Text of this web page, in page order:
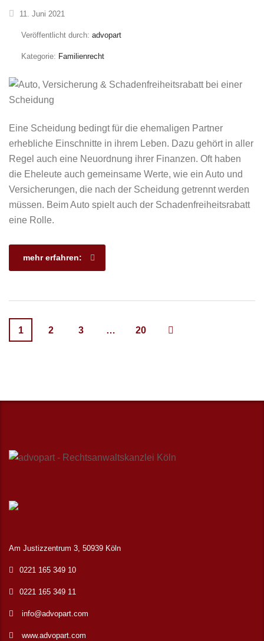
11. Juni 2021
Veröffentlicht durch: advopart
Kategorie: Familienrecht
Eine Scheidung bedingt für die ehemaligen Partner
erhebliche Einschnitte in ihrem Leben. Dazu gehört in aller
Regel auch eine Neuordnung ihrer Finanzen. Oft haben
die Eheleute auch gemeinsame Werte, wie ein Auto und
Versicherungen, die nach der Scheidung getrennt werden
müssen. Beim Auto spielt auch der Schadenfreiheitsrabatt
eine Rolle.
mehr erfahren:
1 2 3 … 20
Am Justizzentrum 3, 50939 Köln
0221 165 349 10
0221 165 349 11
info@advopart.com
www.advopart.com